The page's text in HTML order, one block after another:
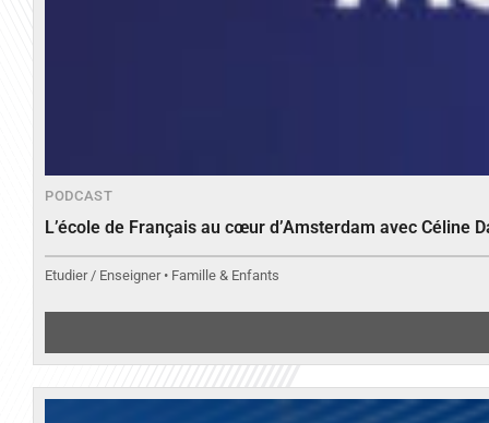
PODCAST
L’école de Français au cœur d’Amsterdam avec Céline
Etudier / Enseigner • Famille & Enfants